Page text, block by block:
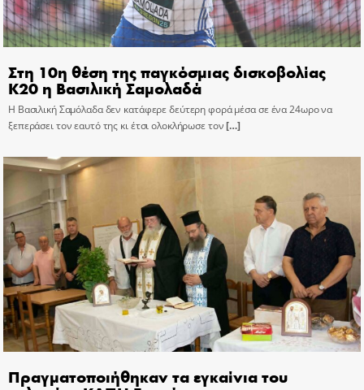
Στη 10η θέση της παγκόσμιας δισκοβολίας
Κ20 η Βασιλική Σαμολαδά
Η Βασιλική Σαμόλαδα δεν κατάφερε δεύτερη φορά μέσα σε ένα 24ωρο να
ξεπεράσει τον εαυτό της κι έτσι ολοκλήρωσε τον[…]
Πραγματοποιήθηκαν τα εγκαίνια του